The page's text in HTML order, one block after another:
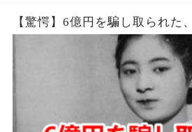
【驚愕】6億円を騙し取られた